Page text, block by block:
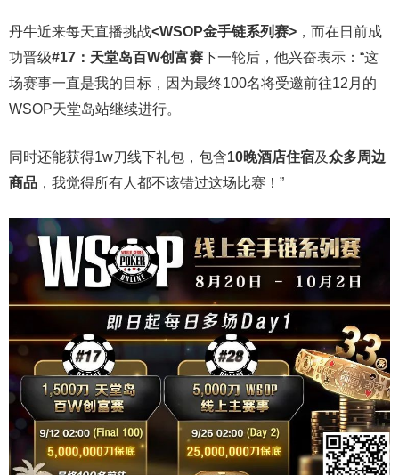
丹牛近来每天直播挑战<WSOP金手链系列赛> ，而在日前成
功晋级#17：天堂岛百W创富赛下一轮后，他兴奋表示：“这
场赛事一直是我的目标，因为最终100名将受邀前往12月的
WSOP天堂岛站继续进行。
同时还能获得1w刀线下礼包，包含10晚酒店住宿及众多周边
商品 ，我觉得所有人都不该错过这场比赛！”